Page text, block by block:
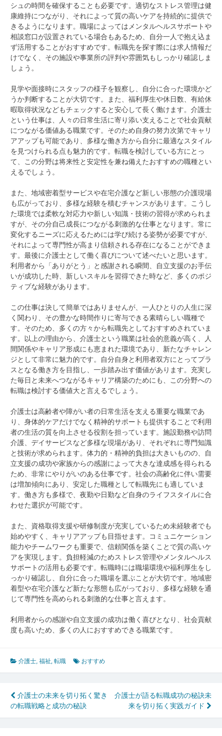
シュの時間を確保することも必要です。適切なストレス管理は健
康維持につながり、それによって質の高いケアを持続的に提供で
きるようになります。職場によってはメンタルヘルスサポートや
相談窓口が設置されている場合もあるため、自分一人で抱え込ま
ず活用することがおすすめです。転職先を探す際には求人情報だ
けでなく、その施設や事業所の評判や雰囲気もしっかり確認しま
しょう。
見学や面接時にスタッフの様子を観察し、自分に合った環境かど
うか判断することが大切です。また、福利厚生や休日数、有給休
暇取得状況などもチェックすると安心して長く働けます。介護士
という仕事は、人々の日常生活に寄り添い支えることで社会貢献
につながる価値ある職業です。そのため自身の努力次第でキャリ
アアップも可能であり、多様な働き方から自分に最適なスタイル
を見つけられる点も魅力的です。転職を検討している方にとっ
て、この分野は将来性と安定性を兼ね備えたおすすめの職種とい
えるでしょう。
また、地域密着型サービスや在宅介護など新しい形態の介護現場
も広がっており、多様な経験を積むチャンスがあります。こうし
た環境では柔軟な対応力や新しい知識・技術の習得が求められま
すが、その分自己成長につながる刺激的な仕事となります。常に
変化するニーズに応えるためには学び続ける姿勢が必要ですが、
それによって専門性が高まり信頼される存在になることができま
す。最後に介護士として働く喜びについて述べたいと思います。
利用者から「ありがとう」と感謝される瞬間、自立支援のお手伝
いが成功した時、新しいスキルを習得できた時など、多くのポジ
ティブな経験があります。
この仕事は決して簡単ではありませんが、一人ひとりの人生に深
く関わり、その豊かな時間作りに寄与できる素晴らしい職種で
す。そのため、多くの方々から転職先としておすすめされていま
す。以上の理由から、介護士という職業は社会的意義が高く、人
間関係やキャリア形成にも恵まれた環境であり、新たなチャレン
ジとして非常に魅力的です。自分自身と利用者双方にとってプラ
スとなる働き方を目指し、一歩踏み出す価値があります。充実し
た毎日と未来へつながるキャリア構築のためにも、この分野への
転職は検討する価値大と言えるでしょう。
介護士は高齢者や障がい者の日常生活を支える重要な職業であ
り、身体的ケアだけでなく精神的サポートも提供することで利用
者の生活の質を向上させる役割を担っています。施設勤務や訪問
介護、デイサービスなど多様な現場があり、それぞれに専門知識
と技術が求められます。体力的・精神的負担は大きいものの、自
立支援の成功や家族からの感謝によって大きな達成感を得られる
ため、非常にやりがいのある仕事です。社会の高齢化に伴い需要
は増加傾向にあり、安定した職種として転職先にも適していま
す。働き方も多様で、夜勤や日勤など自身のライフスタイルに合
わせた選択が可能です。
また、資格取得支援や研修制度が充実しているため未経験者でも
始めやすく、キャリアアップも目指せます。コミュニケーション
能力やチームワークも重要で、信頼関係を築くことで質の高いケ
アを実現します。負担軽減のためストレス管理やメンタルヘルス
サポートの活用も必要です。転職時には職場環境や福利厚生をし
っかり確認し、自分に合った職場を選ぶことが大切です。地域密
着型や在宅介護など新たな形態も広がっており、多様な経験を通
じて専門性を高められる刺激的な仕事と言えます。
利用者からの感謝や自立支援の成功は働く喜びとなり、社会貢献
度も高いため、多くの人におすすめできる職業です。
介護士,福祉,転職 おすすめ
投
稿
介護士の未来を切り拓く驚き
の転職戦略と成功の秘訣
介護士が語る転職成功の秘訣未
来を切り拓く実践ガイド